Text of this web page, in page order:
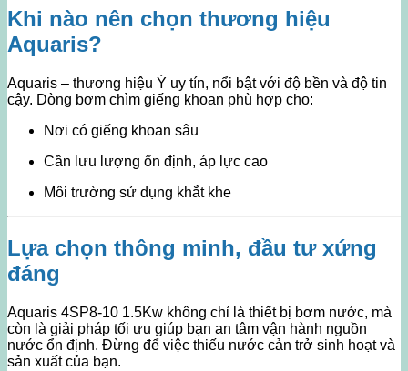
Khi nào nên chọn thương hiệu
Aquaris?
Aquaris – thương hiệu Ý uy tín, nổi bật với độ bền và độ tin
cậy. Dòng bơm chìm giếng khoan phù hợp cho:
Nơi có giếng khoan sâu
Cần lưu lượng ổn định, áp lực cao
Môi trường sử dụng khắt khe
Lựa chọn thông minh, đầu tư xứng
đáng
Aquaris 4SP8-10 1.5Kw không chỉ là thiết bị bơm nước, mà
còn là giải pháp tối ưu giúp bạn an tâm vận hành nguồn
nước ổn định. Đừng để việc thiếu nước cản trở sinh hoạt và
sản xuất của bạn.